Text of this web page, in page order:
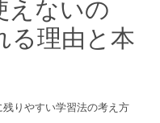
えないの
る理由と本
りやすい学習法の考え方